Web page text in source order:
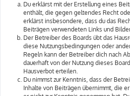
Du erklärst mit der Erstellung eines
enthält, die gegen geltendes Recht
erklärst insbesondere, dass du das
Beiträgen verwendeten Links und
Der Betreiber des Boards übt das
diese Nutzungsbedingungen oder
Regeln kann der Betreiber dich nach
dauerhaft von der Nutzung dieses
Hausverbot erteilen.
Du nimmst zur Kenntnis, dass der
Inhalte von Beiträgen übernimmt, die